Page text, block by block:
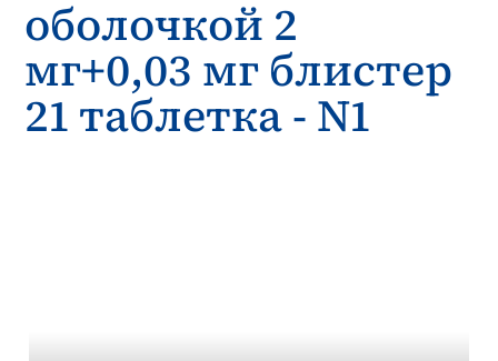
оболочкой 2
мг+0,03 мг блистер
21 таблетка - N1